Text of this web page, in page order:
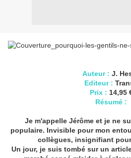
Auteur : J.
Editeur :
Prix : 14,95
Résumé :
Je m'appelle Jérôme et je ne
populaire. Invisible pour mon
collègues, insignifiant
Un jour, je suis tombé sur un